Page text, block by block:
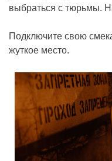
выбраться с тюрьмы.
Подключите свою
жуткое место.